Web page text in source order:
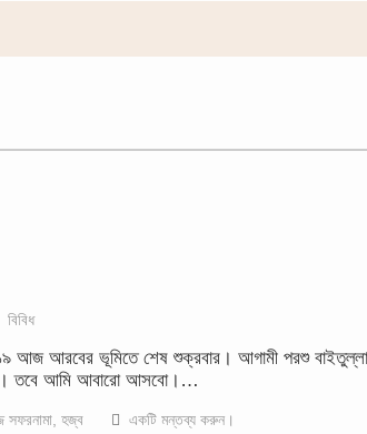
বিবিধ
আজ আরবের ভূমিতে শেষ শুক্রবার। আগামী পরশু
তবে আমি আবারো আসবো।…
সফরনামা হজ্ব একটি মন্তব্য করুন।